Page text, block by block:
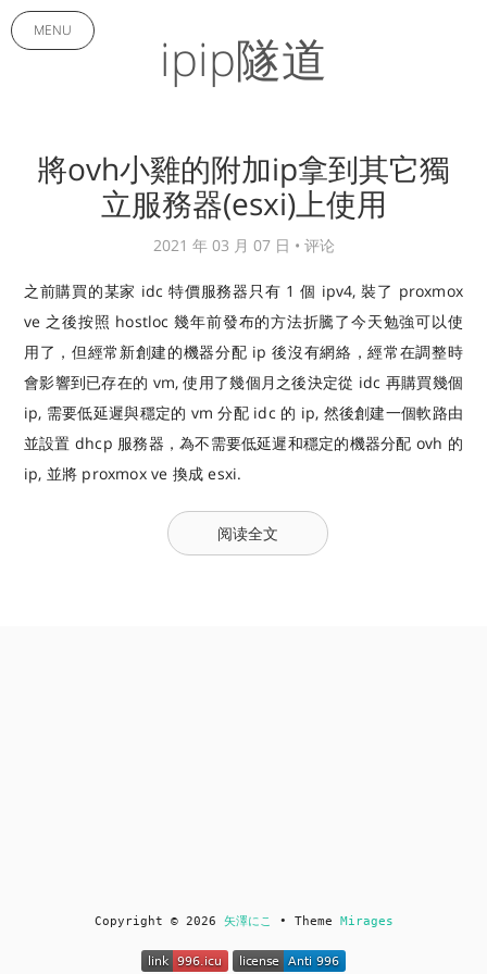
MENU ipip隧道
將ovh小雞的附加ip拿到其它獨
立服務器(esxi)上使用
2021 年 03 月 07 日 • 评论
之前購買的某家 idc 特價服務器只有 1 個 ipv4, 裝了 proxmox
ve 之後按照 hostloc 幾年前發布的方法折騰了今天勉強可以使
用了，但經常新創建的機器分配 ip 後沒有網絡，經常在調整時
會影響到已存在的 vm, 使用了幾個月之後決定從 idc 再購買幾個
ip, 需要低延遲與穩定的 vm 分配 idc 的 ip, 然後創建一個軟路由
並設置 dhcp 服務器，為不需要低延遲和穩定的機器分配 ovh 的
ip, 並將 proxmox ve 換成 esxi.
阅读全文
Copyright © 2026 矢澤にこ • Theme Mirages